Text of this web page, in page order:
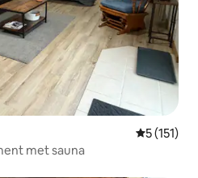
5 (151)
met sauna